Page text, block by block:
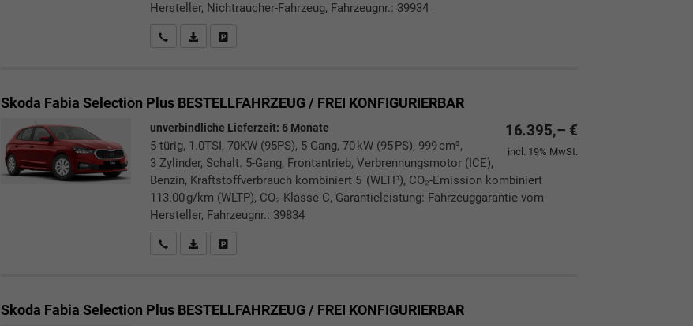
Hersteller, Nichtraucher-Fahrzeug, Fahrzeugnr.: 39934
Rückrufbitte absenden
PDF-Datei, Fahrzeugexposé drucken
Drucken, parken oder vergleichen
Skoda Fabia Selection Plus BESTELLFAHRZEUG / FREI KONFIGURIERBAR
16.395,– €
incl. 19% MwSt.
unverbindliche Lieferzeit: 6 Monate
5-türig, 1.0TSI, 70KW (95PS), 5-Gang, 70 kW (95 PS), 999 cm³,
3 Zylinder, Schalt. 5-Gang, Frontantrieb, Verbrennungsmotor (ICE),
Benzin, Kraftstoffverbrauch kombiniert 5 (WLTP), CO₂-Emission kombiniert
113.00 g/km (WLTP), CO₂-Klasse C, Garantieleistung: Fahrzeuggarantie vom
Hersteller, Fahrzeugnr.: 39834
Rückrufbitte absenden
PDF-Datei, Fahrzeugexposé drucken
Drucken, parken oder vergleichen
Skoda Fabia Selection Plus BESTELLFAHRZEUG / FREI KONFIGURIERBAR